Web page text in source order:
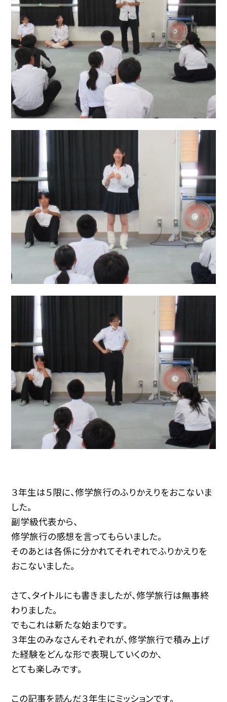
３年生は５限に、修学旅行のふりかえりをおこないま
した。
副学級代表から、
修学旅行の感想を言ってもらいました。
そのあとは各係に分かれてそれぞれでふりかえりを
おこないました。
さて、タイトルにも書きましたが、修学旅行は無事終
わりました。
でもこれは新たな始まりです。
３年生のみなさんそれぞれが、修学旅行で積み上げ
た経験をどんな形で表現していくのか、
とても楽しみです。
この記事を読んだ３年生にミッションです。